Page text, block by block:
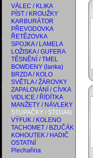
VÁLEC / KLIKA
PÍST / KROUŽKY
KARBURÁTOR
PŘEVODOVKA
ŘETĚZOVKA
SPOJKA / LAMELA
LOŽISKA / GUFERA
TĚSNĚNÍ / TMEL
BOWDENY (lanka)
BRZDA / KOLO
SVĚTLA / ŽÁROVKY
ZAPALOVÁNÍ / CÍVKA
VIDLICE / ŘÍDÍTKA
MANŽETY / NÁVLEKY
STUPAČKY / STOJAN
VÝFUK / KOLENO
TACHOMET / BZUČÁK
KOHOUTEK / HADIČ
OSTATNÍ
Plechařina